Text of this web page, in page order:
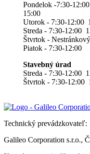
Pondelok -7:30-
15:00
Utorok - 7:30-12:00
Streda - 7:30-12:00
Štvrtok -
Piatok - 7:30-12:00
Stavebný úrad
Streda - 7:30-12:00
Štvrtok - 7:30-12:00
Technický prevádzkovateľ:
Galileo Corporation s.r.o.,